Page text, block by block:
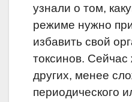
узнали о том,
режиме нужно
избавить свой
токсинов.
других, менее
периодического